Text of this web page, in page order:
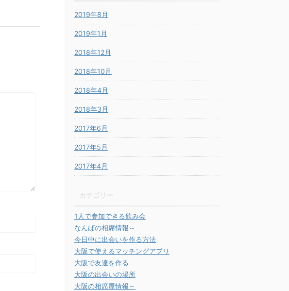
2019年8月
2019年1月
2018年12月
2018年10月
2018年4月
2018年3月
2017年6月
2017年5月
2017年4月
1人で参加できる飲み会
なんばの相席情報～
今日中に出会いを作る方法
大阪で使えるマッチングアプリ
大阪で友達を作る
大阪の出会いの場所
大阪の相席屋情報～